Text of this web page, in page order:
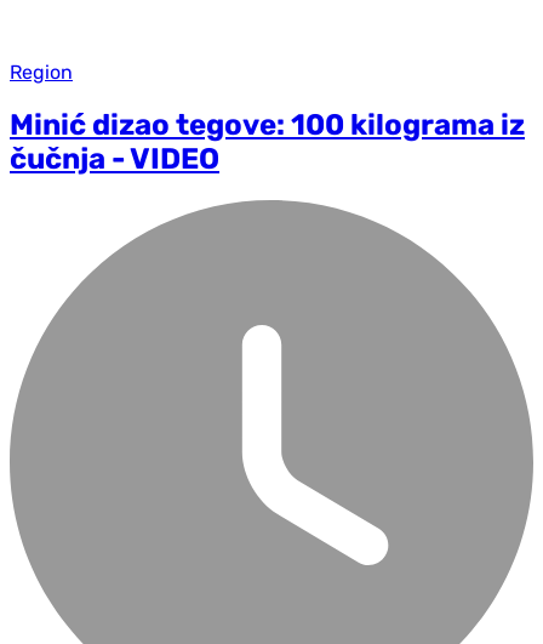
Region
Minić dizao tegove: 100 kilograma iz
čučnja - VIDEO